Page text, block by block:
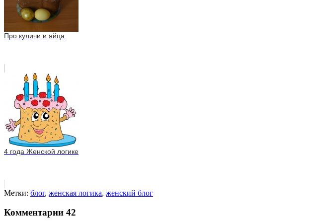
Про куличи и яйца
4 года Женской логике
Метки: блог, женская логика, женский блог
Комментарии 42